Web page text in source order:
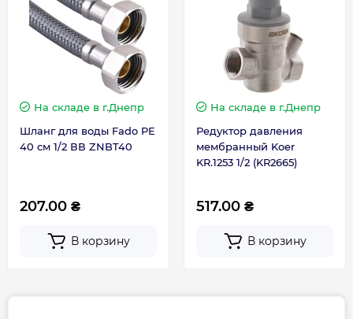
Страна производства Болгария
Габариты, размеры, вес
Вес брутто, кг 24.4
Вес, кг
Высота, мм
Глубина, мм 467
На складе в г.Днепр
Шланг для воды Fado PE
40 см 1/2 ВВ ZNBT40
207.00 ₴
В корзину
На складе в г.Днепр
Редуктор давления
мембранный Koer
KR.1253 1/2 (KR2665)
517.00 ₴
В корзину